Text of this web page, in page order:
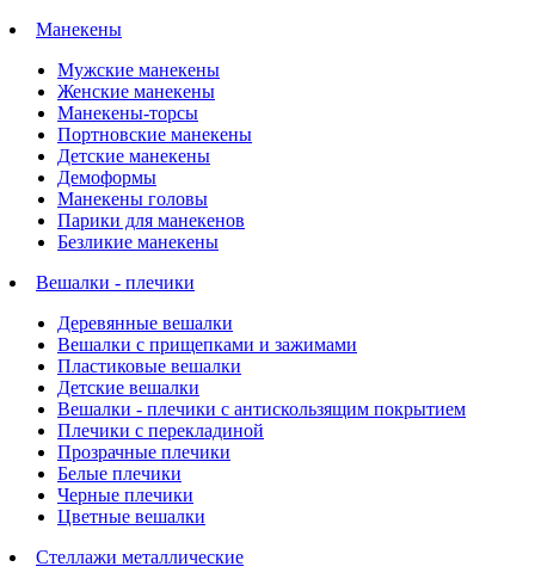
Манекены
Мужские манекены
Женские манекены
Манекены-торсы
Портновские манекены
Детские манекены
Демоформы
Манекены головы
Парики для манекенов
Безликие манекены
Вешалки - плечики
Деревянные вешалки
Вешалки с прищепками и зажимами
Пластиковые вешалки
Детские вешалки
Вешалки - плечики с антискользящим покрытием
Плечики с перекладиной
Прозрачные плечики
Белые плечики
Черные плечики
Цветные вешалки
Стеллажи металлические